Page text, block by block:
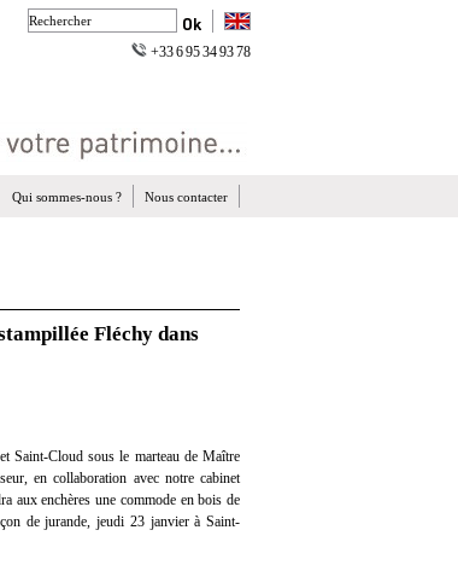
+33 6 95 34 93 78
Nous contacter
Qui sommes-nous ?
Fléchy dans
Saint-Cloud sous le marteau de Maître
en collaboration avec notre cabinet
aux enchères une commode en bois de
de jurande, jeudi 23 janvier à Saint-